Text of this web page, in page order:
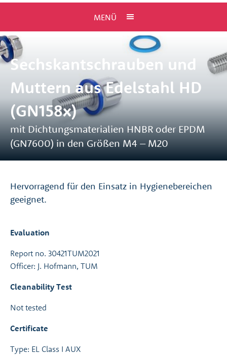
MENÜ
Sechskantschrauben und
Muttern aus Edelstahl HD
(GN158x)
mit Dichtungsmaterialien HNBR oder EPDM
(GN7600) in den Größen M4 – M20
Hervorragend für den Einsatz in Hygienebereichen
geeignet.
Evaluation
Report no. 30421TUM2021
Officer: J. Hofmann, TUM
Cleanability Test
Not tested
Certificate
Type: EL Class I AUX